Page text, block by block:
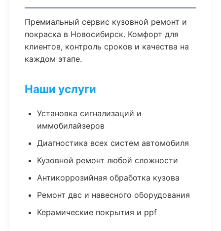
Премиальный сервис кузовной ремонт и
покраска в Новосибирск. Комфорт для
клиентов, контроль сроков и качества на
каждом этапе.
Наши услуги
Установка сигнализаций и
иммобилайзеров
Диагностика всех систем автомобиля
Кузовной ремонт любой сложности
Антикоррозийная обработка кузова
Ремонт двс и навесного оборудования
Керамические покрытия и ppf